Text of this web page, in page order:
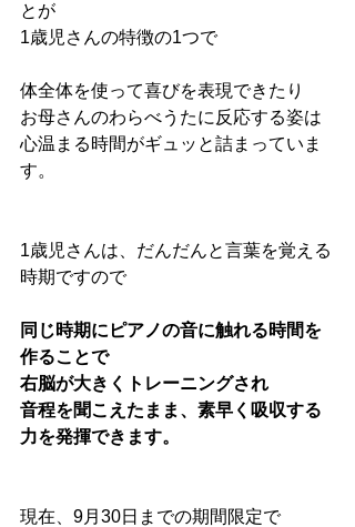
とが
1歳児さんの特徴の1つで
体全体を使って喜びを表現できたり
お母さんのわらべうたに反応する姿は
心温まる時間がギュッと詰まっていま
す。
1歳児さんは、だんだんと言葉を覚える
時期ですので
同じ時期にピアノの音に触れる時間を
作ることで
右脳が大きくトレーニングされ
音程を聞こえたまま、素早く吸収する
力を発揮できます。
現在、9月30日までの期間限定で